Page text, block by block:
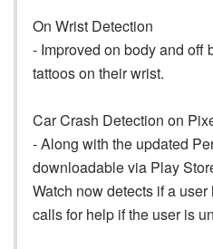
On Wrist Detection
- Improved on body and off
tattoos on their wrist.
Car Crash Detection on
- Along with the updated
downloadable via Play
Watch now detects if a
calls for help if the user is